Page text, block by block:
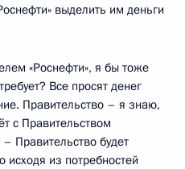
выделить им деньги
«Роснефти», я бы тоже
Все просят денег
Правительство – я знаю,
с Правительством
Правительство будет
из потребностей